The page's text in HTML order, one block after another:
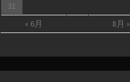
« 6月 8月 »
31